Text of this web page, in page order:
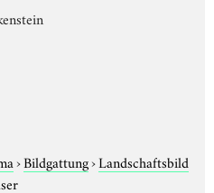
›Bildgattung›Landschaftsbild